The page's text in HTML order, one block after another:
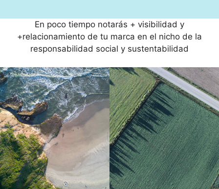
En poco tiempo notarás + visibilidad y
+relacionamiento de tu marca en el nicho de la
responsabilidad social y sustentabilidad